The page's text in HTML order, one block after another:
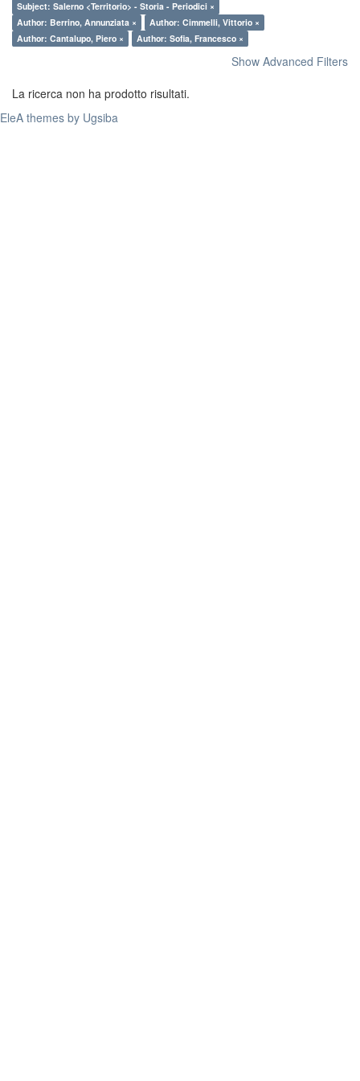
Subject: Salerno <Territorio> - Storia - Periodici ×
Author: Berrino, Annunziata ×
Author: Cimmelli, Vittorio ×
Author: Cantalupo, Piero ×
Author: Sofia, Francesco ×
Show Advanced Filters
La ricerca non ha prodotto risultati.
EleA themes by Ugsiba